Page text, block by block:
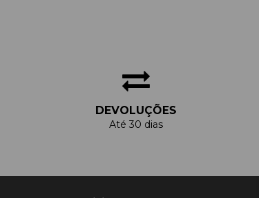
DEVOLUÇÕES
Até 30 dias